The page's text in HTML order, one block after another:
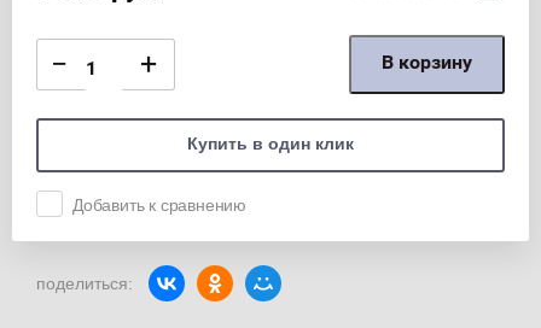
− + В корзину
Купить в один клик
Добавить к сравнению
поделиться: